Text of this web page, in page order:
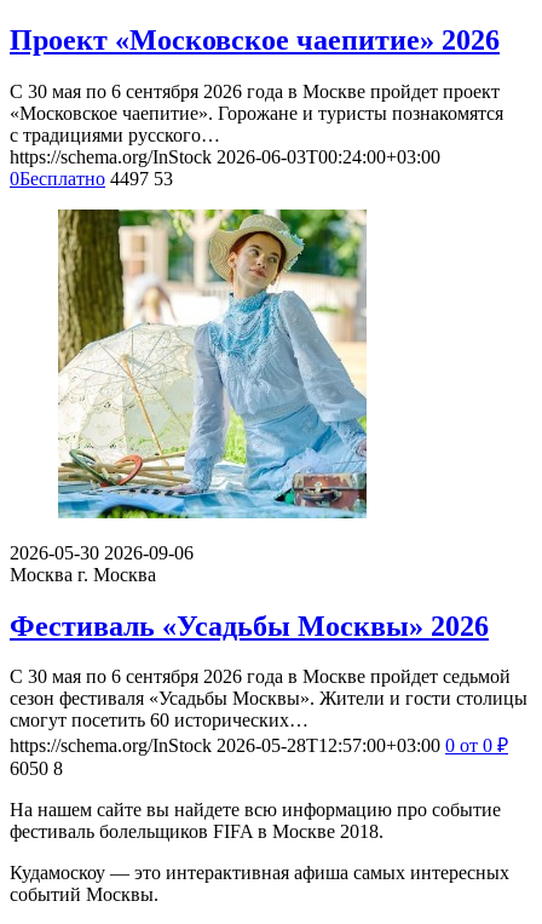
Проект «Московское чаепитие» 2026
С 30 мая по 6 сентября 2026 года в Москве пройдет проект
«Московское чаепитие». Горожане и туристы познакомятся
с традициями русского…
https://schema.org/InStock 2026-06-03T00:24:00+03:00
0Бесплатно 4497 53
2026-05-30 2026-09-06
Москва г. Москва
Фестиваль «Усадьбы Москвы» 2026
С 30 мая по 6 сентября 2026 года в Москве пройдет седьмой
сезон фестиваля «Усадьбы Москвы». Жители и гости столицы
смогут посетить 60 исторических…
https://schema.org/InStock 2026-05-28T12:57:00+03:00 0 от 0 ₽
6050 8
На нашем сайте вы найдете всю информацию про событие
фестиваль болельщиков FIFA в Москве 2018.
Кудамоскоу — это интерактивная афиша самых интересных
событий Москвы.